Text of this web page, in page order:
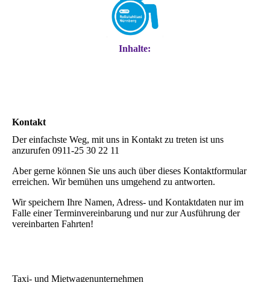
Inhalte:
Kontakt
Der einfachste Weg, mit uns in Kontakt zu treten ist uns
anzurufen 0911-25 30 22 11
Aber gerne können Sie uns auch über dieses Kontaktformular
erreichen. Wir bemühen uns umgehend zu antworten.
Wir speichern Ihre Namen, Adress- und Kontaktdaten nur im
Falle einer Terminvereinbarung und nur zur Ausführung der
vereinbarten Fahrten!
Taxi- und Mietwagenunternehmen